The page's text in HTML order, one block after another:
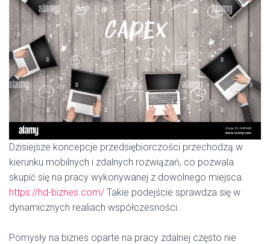
Dzisiejsze koncepcje przedsiębiorczości przechodzą w
kierunku mobilnych i zdalnych rozwiązań, co pozwala
skupić się na pracy wykonywanej z dowolnego miejsca.
https://hd-biznes.com/ Takie podejście sprawdza się w
dynamicznych realiach współczesności.
Pomysły na biznes oparte na pracy zdalnej często nie